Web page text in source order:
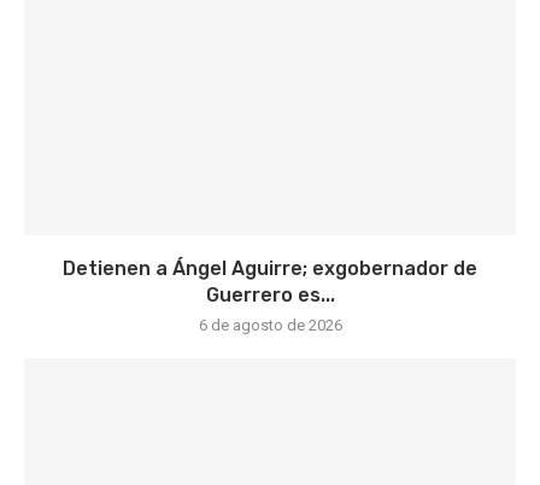
Detienen a Ángel Aguirre; exgobernador de
Guerrero es...
6 de agosto de 2026